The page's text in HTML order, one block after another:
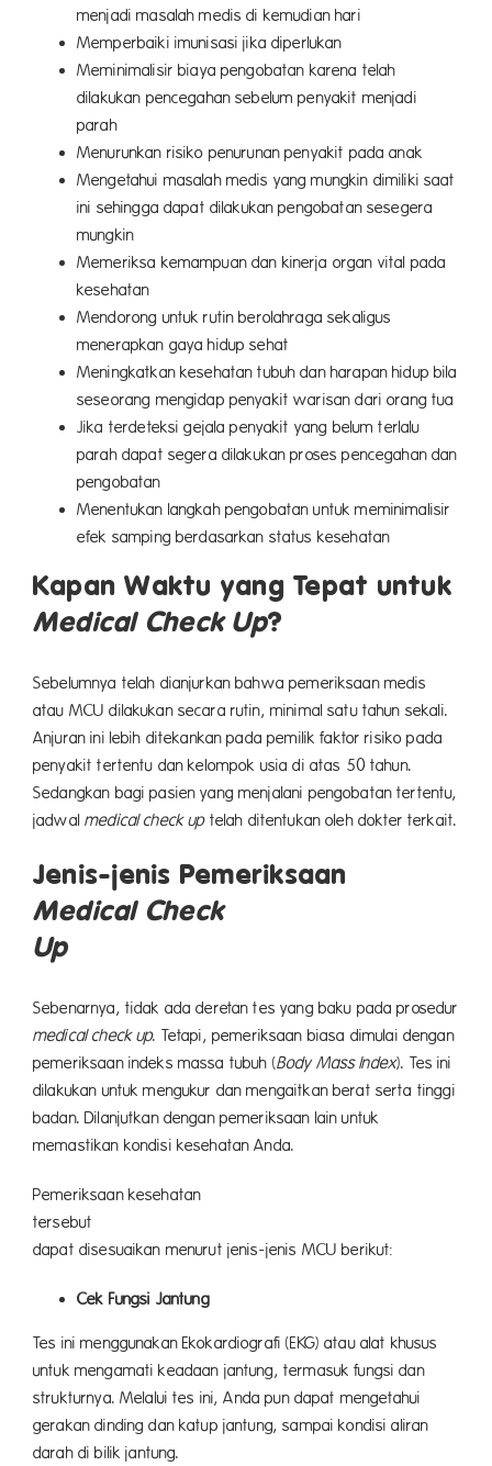
menjadi masalah medis di kemudian hari
Memperbaiki imunisasi jika diperlukan
Meminimalisir biaya pengobatan karena telah
dilakukan pencegahan sebelum penyakit menjadi
parah
Menurunkan risiko penurunan penyakit pada anak
Mengetahui masalah medis yang mungkin dimiliki saat
ini sehingga dapat dilakukan pengobatan sesegera
mungkin
Memeriksa kemampuan dan kinerja organ vital pada
kesehatan
Mendorong untuk rutin berolahraga sekaligus
menerapkan gaya hidup sehat
Meningkatkan kesehatan tubuh dan harapan hidup bila
seseorang mengidap penyakit warisan dari orang tua
Jika terdeteksi gejala penyakit yang belum terlalu
parah dapat segera dilakukan proses pencegahan dan
pengobatan
Menentukan langkah pengobatan untuk meminimalisir
efek samping berdasarkan status kesehatan
Kapan Waktu yang Tepat untuk
Medical Check Up?
Sebelumnya telah dianjurkan bahwa pemeriksaan medis
atau MCU dilakukan secara rutin, minimal satu tahun sekali.
Anjuran ini lebih ditekankan pada pemilik faktor risiko pada
penyakit tertentu dan kelompok usia di atas 50 tahun.
Sedangkan bagi pasien yang menjalani pengobatan tertentu,
jadwalmedical check uptelah ditentukan oleh dokter terkait.
Jenis-jenis Pemeriksaan
Medical Check
Up
Sebenarnya, tidak ada deretan tes yang baku pada prosedur
medical check up. Tetapi, pemeriksaan biasa dimulai dengan
pemeriksaan indeks massa tubuh (Body Mass Index). Tes ini
dilakukan untuk mengukur dan mengaitkan berat serta tinggi
badan. Dilanjutkan dengan pemeriksaan lain untuk
memastikan kondisi kesehatan Anda.
Pemeriksaan kesehatan
dapat disesuaikan menurut jenis-jenis MCU berikut:
Cek Fungsi Jantung
Tes ini menggunakan Ekokardiografi (EKG) atau alat khusus
untuk mengamati keadaan jantung, termasuk fungsi dan
strukturnya. Melalui tes ini, Anda pun dapat mengetahui
gerakan dinding dan katup jantung, sampai kondisi aliran
darah di bilik jantung.